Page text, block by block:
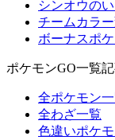
シンオウの
チームカラ
ボーナスポ
ポケモンGO一覧
全ポケモン
全わざ一覧
色違いポケ